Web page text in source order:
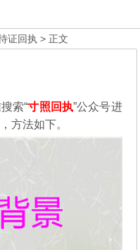
证回执 > 正文
索“寸照回执”公众号进
方法如下。